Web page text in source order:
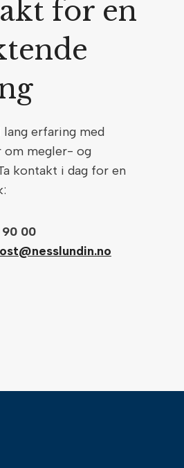
for en
lang erfaring med
om megler- og
kontakt i dag for en
00